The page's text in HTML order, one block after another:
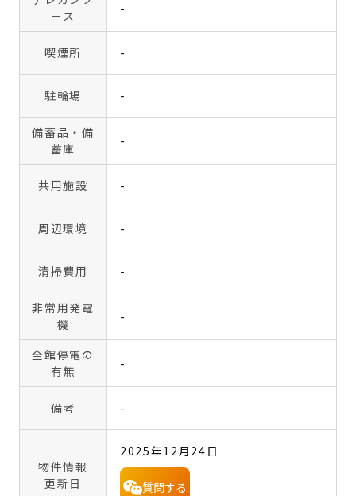
ース
-
喫煙所 -
駐輪場 -
備蓄品・備
蓄庫
-
共用施設 -
周辺環境 -
清掃費用 -
非常用発電
機
-
全館停電の
有無
-
備考 -
物件情報
更新日
2025年12月24日
質問する